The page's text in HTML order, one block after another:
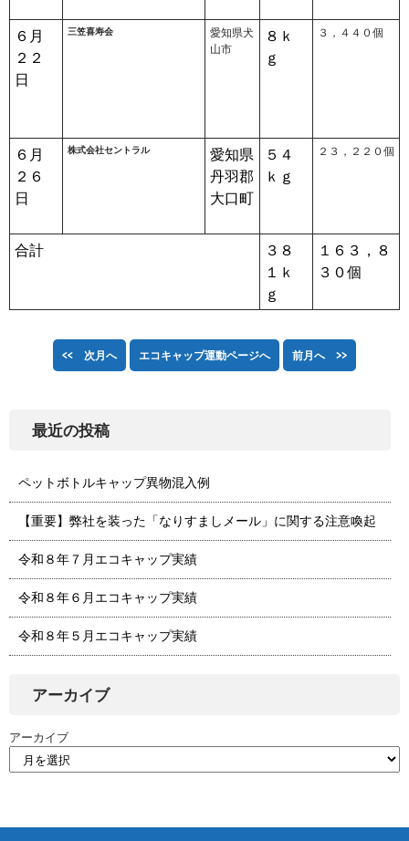
６月
２２
日
三笠喜寿会
愛知県犬
山市
８ｋ
ｇ
３，４４０個
６月
２６
日
株式会社セントラル
愛知県
丹羽郡
大口町
５４
ｋｇ
２３，２２０個
合計
３８
１ｋ
ｇ
１６３，８
３０個
<< 次月へ エコキャップ運動ページへ 前月へ >>
最近の投稿
ペットボトルキャップ異物混入例
【重要】弊社を装った「なりすましメール」に関する注意喚起
令和８年７月エコキャップ実績
令和８年６月エコキャップ実績
令和８年５月エコキャップ実績
アーカイブ
アーカイブ